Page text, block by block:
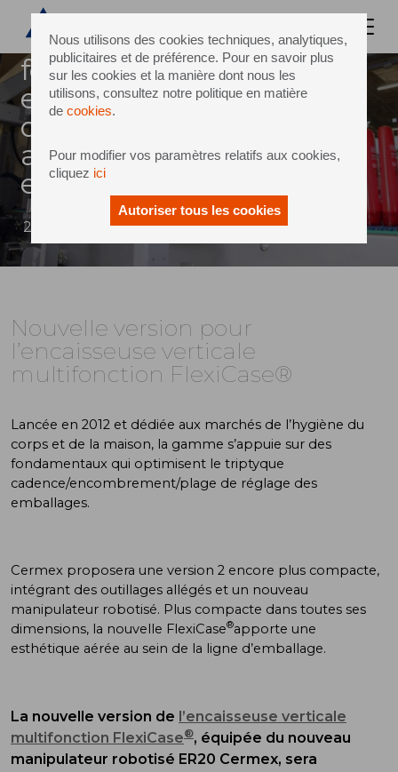
Nous utilisons des cookies techniques, analytiques,
publicitaires et de préférence. Pour en savoir plus
sur les cookies et la manière dont nous les
utilisons, consultez notre politique en matière
de cookies.
Pour modifier vos paramètres relatifs aux cookies,
cliquez ici
Autoriser tous les cookies
Flexicase® réunit les
fonctions de formage,
encaissage et collage pour
des produits difficilement
accumulables conditionnés
en caisses américaines.
25 mars 2014
Nouvelle version pour
l’encaisseuse verticale
multifonction FlexiCase®
Lancée en 2012 et dédiée aux marchés de l’hygiène du
corps et de la maison, la gamme s’appuie sur des
fondamentaux qui optimisent le triptyque
cadence/encombrement/plage de réglage des
emballages.
Cermex proposera une version 2 encore plus compacte,
intégrant des outillages allégés et un nouveau
manipulateur robotisé. Plus compacte dans toutes ses
dimensions, la nouvelle FlexiCase®apporte une
esthétique aérée au sein de la ligne d’emballage.
La nouvelle version de l’encaisseuse verticale
multifonction FlexiCase®, équipée du nouveau
manipulateur robotisé ER20 Cermex, sera